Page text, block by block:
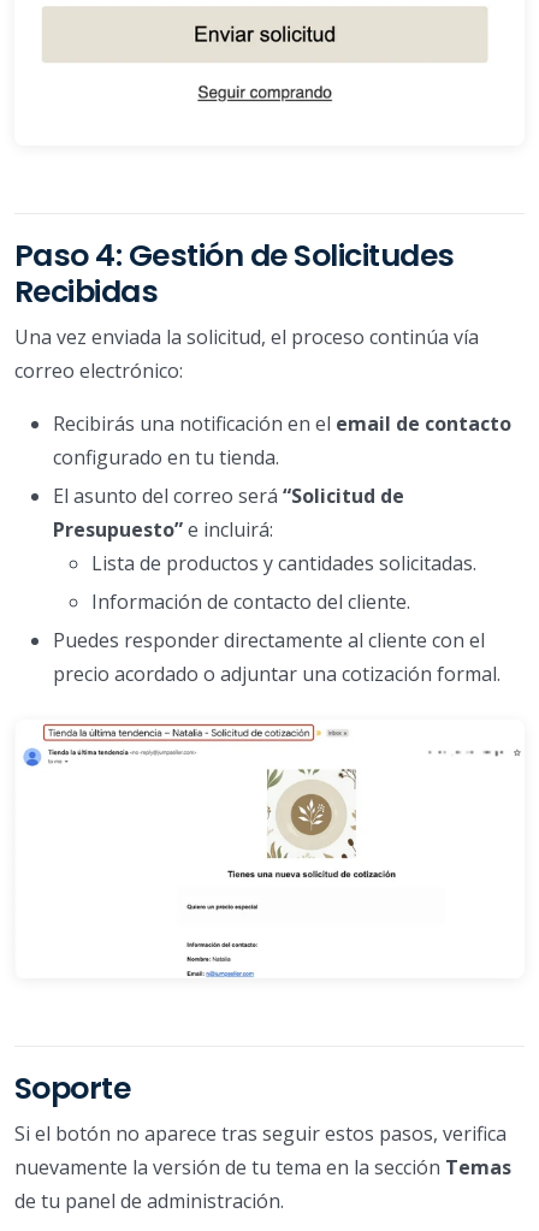
Paso 4: Gestión de Solicitudes
Recibidas
Una vez enviada la solicitud, el proceso continúa vía
correo electrónico:
Recibirás una notificación en el email de contacto
configurado en tu tienda.
El asunto del correo será “Solicitud de
Presupuesto”e incluirá:
Lista de productos y cantidades solicitadas.
Información de contacto del cliente.
Puedes responder directamente al cliente con el
precio acordado o adjuntar una cotización formal.
Soporte
Si el botón no aparece tras seguir estos pasos, verifica
nuevamente la versión de tu tema en la sección Temas
de tu panel de administración.